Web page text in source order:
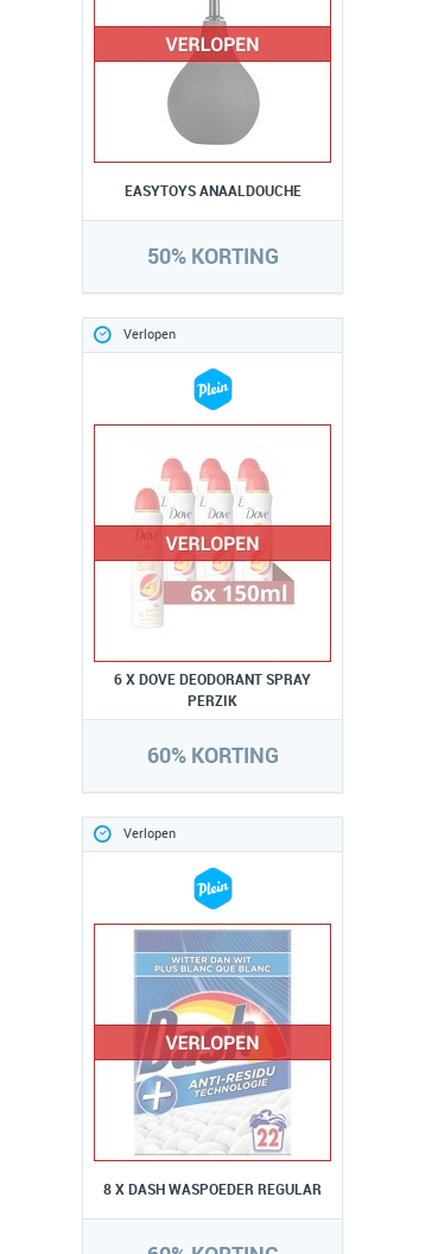
EASYTOYS ANAALDOUCHE
50% KORTING
Verlopen
6 X DOVE DEODORANT SPRAY
PERZIK
60% KORTING
Verlopen
8 X DASH WASPOEDER REGULAR